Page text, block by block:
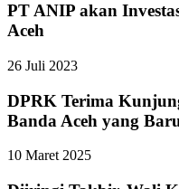
PT ANIP akan
Aceh
26 Juli 2023
DPRK Terima
Banda Aceh yang
10 Maret 2025